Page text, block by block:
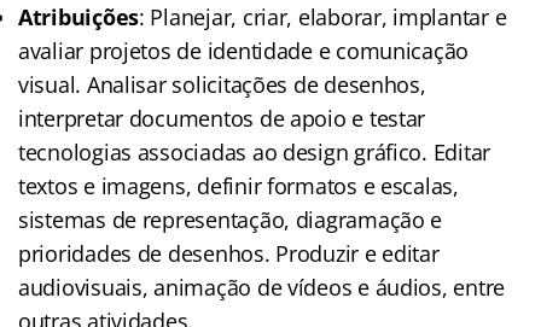
Atribuições: Planejar, criar, elaborar, implantar e
avaliar projetos de identidade e comunicação
visual. Analisar solicitações de desenhos,
interpretar documentos de apoio e testar
tecnologias associadas ao design gráfico. Editar
textos e imagens, definir formatos e escalas,
sistemas de representação, diagramação e
prioridades de desenhos. Produzir e editar
audiovisuais, animação de vídeos e áudios, entre
outras atividades.